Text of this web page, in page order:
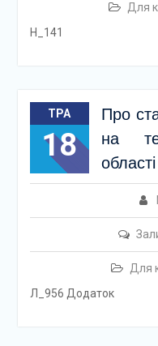
Для
Н_141
ТРА
18
Про
на
області
Для
Л_956 Додаток